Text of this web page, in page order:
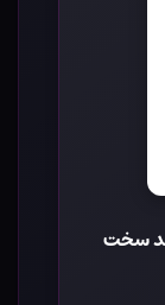
سخت